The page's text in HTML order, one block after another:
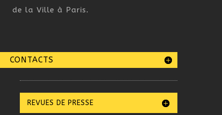
de la Ville à Paris.
CONTACTS
REVUES DE PRESSE